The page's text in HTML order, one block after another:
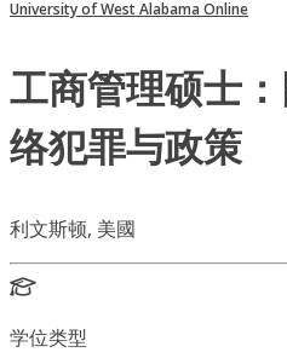
University of West Alabama Online
工商管理硕士
络犯罪与政策
利文斯顿, 美國
学位类型